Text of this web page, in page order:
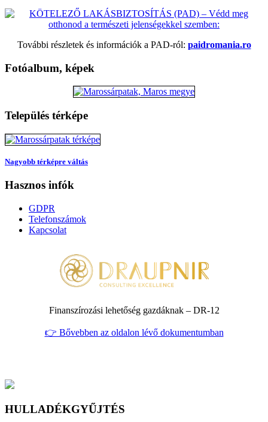
További részletek és információk a PAD-ról: paidromania.ro
Fotóalbum, képek
Település térképe
Nagyobb térképre váltás
Hasznos infók
GDPR
Telefonszámok
Kapcsolat
Finanszírozási lehetőség gazdáknak – DR‑12
👉 Bővebben az oldalon lévő dokumentumban
HULLADÉKGYŰJTÉS